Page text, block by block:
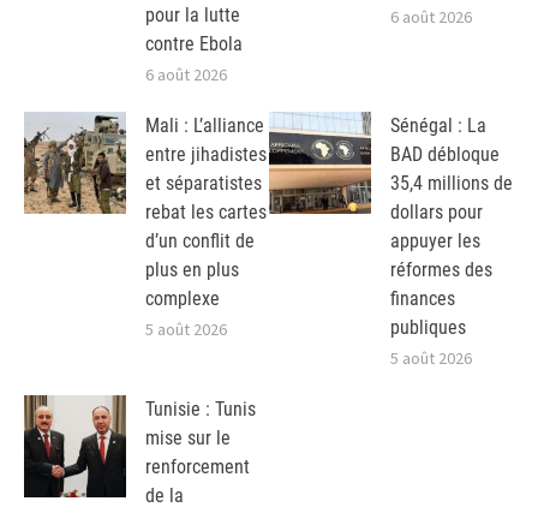
pour la lutte
contre Ebola
6 août 2026
6 août 2026
Mali : L’alliance
entre jihadistes
et séparatistes
rebat les cartes
d’un conflit de
plus en plus
complexe
5 août 2026
Sénégal : La
BAD débloque
35,4 millions de
dollars pour
appuyer les
réformes des
finances
publiques
5 août 2026
Tunisie : Tunis
mise sur le
renforcement
de la